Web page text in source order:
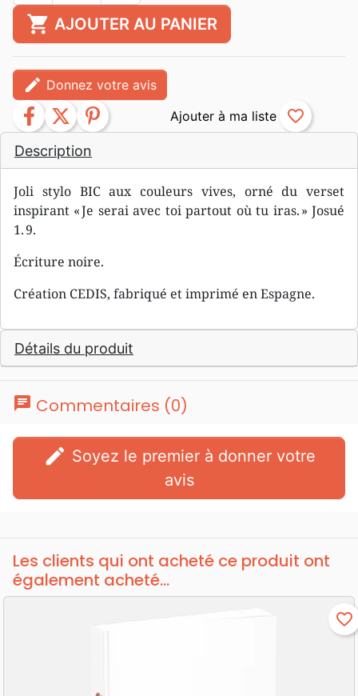
Description
Joli stylo BIC aux couleurs vives, orné du verset
inspirant « Je serai avec toi partout où tu iras. » Josué
1. 9.
Écriture noire.
Création CEDIS, fabriqué et imprimé en Espagne.
Détails du produit
shopping_cart AJOUTER AU PANIER
edit Donnez votre avis
facebook twitter pinterest favorite_border
chat Commentaires (0)
edit
avis
Les clients qui ont acheté ce produit ont
également acheté...
favorite_border